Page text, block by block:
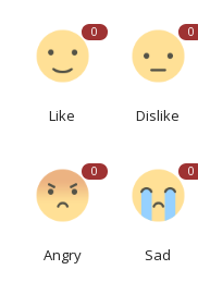
0
Like
0
Dislike
0
Angry
0
Sad